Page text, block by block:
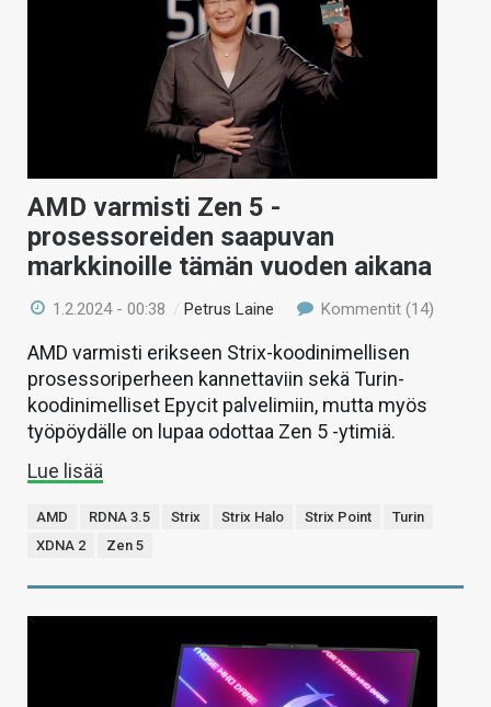
HAKU
AMD varmisti Zen 5 -
prosessoreiden saapuvan
markkinoille tämän vuoden aikana
1.2.2024 - 00:38 / Petrus Laine Kommentit (14)
AMD varmisti erikseen Strix-koodinimellisen
prosessoriperheen kannettaviin sekä Turin-
koodinimelliset Epycit palvelimiin, mutta myös
työpöydälle on lupaa odottaa Zen 5 -ytimiä.
Lue lisää
AMD RDNA 3.5 Strix Strix Halo Strix Point
Turin
XDNA 2
Zen 5